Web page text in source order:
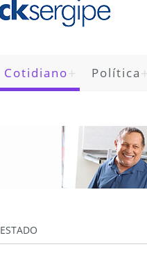
Cotidiano Política
ESTADO